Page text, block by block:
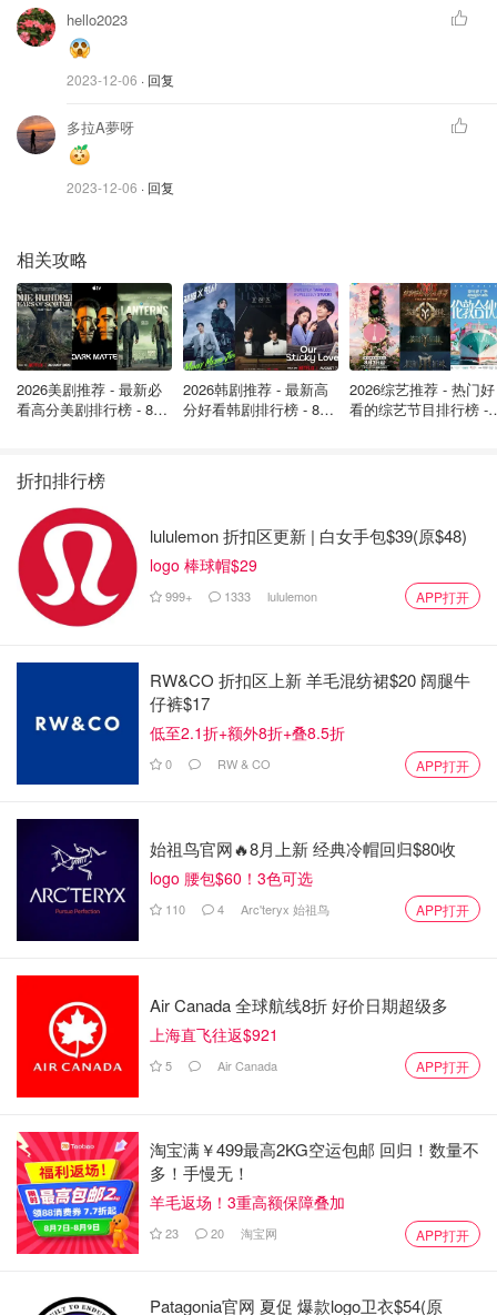
hello2023
2023-12-06 · 回复
多拉A夢呀
2023-12-06 · 回复
相关攻略
2026美剧推荐 - 最新必
看高分美剧排行榜 - 8月
2026韩剧推荐 - 最新高
分好看韩剧排行榜 - 8月
2026综艺推荐 - 热门好
看的综艺节目排行榜 -
折扣排行榜
lululemon 折扣区更新 | 白女手包$39(原$48)
logo 棒球帽$29
999+ 1333 lululemon APP打开
RW&CO 折扣区上新 羊毛混纺裙$20 阔腿牛
仔裤$17
低至2.1折+额外8折+叠8.5折
0 RW & CO APP打开
始祖鸟官网🔥8月上新 经典冷帽回归$80收
logo 腰包$60！3色可选
110 4 Arc'teryx 始祖鸟 APP打开
Air Canada 全球航线8折 好价日期超级多
上海直飞往返$921
5 Air Canada APP打开
淘宝满￥499最高2KG空运包邮 回归！数量不
多！手慢无！
羊毛返场！3重高额保障叠加
23 20 淘宝网 APP打开
Patagonia官网 夏促 爆款logo卫衣$54(原